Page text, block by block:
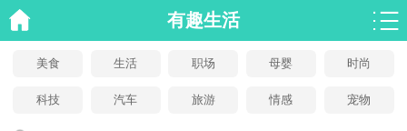
有趣生活
美食 生活 职场 母婴 时尚
科技 汽车 旅游 情感 宠物